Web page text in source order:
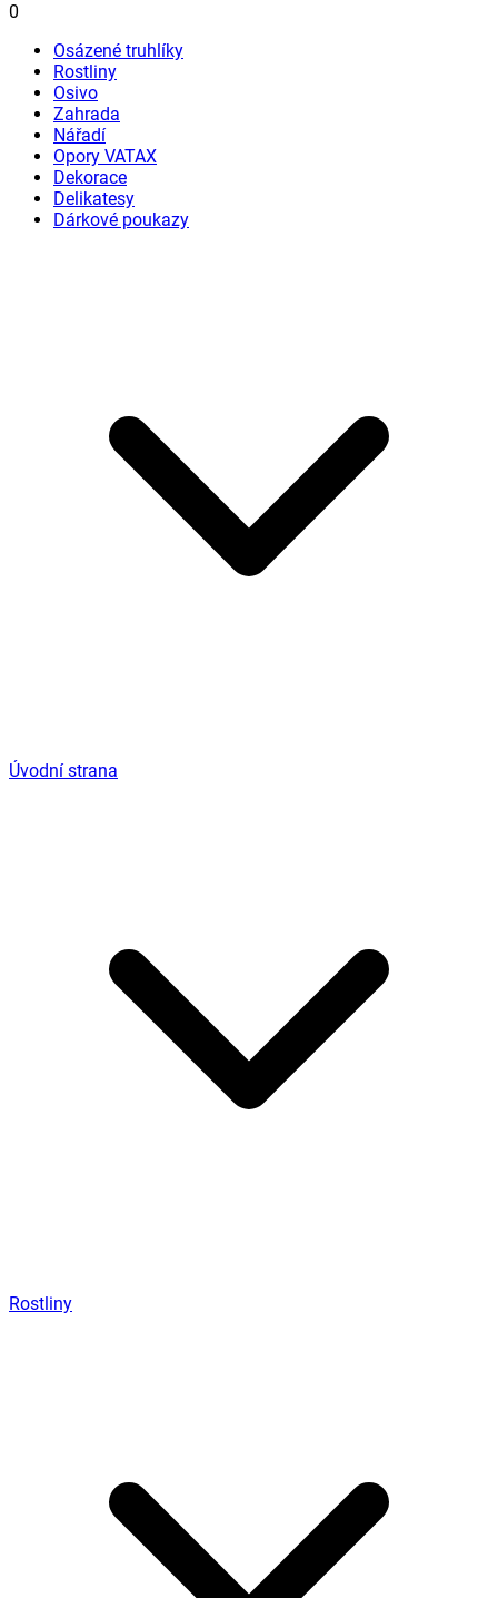
0
Osázené truhlíky
Rostliny
Osivo
Zahrada
Nářadí
Opory VATAX
Dekorace
Delikatesy
Dárkové poukazy
Úvodní strana
Rostliny